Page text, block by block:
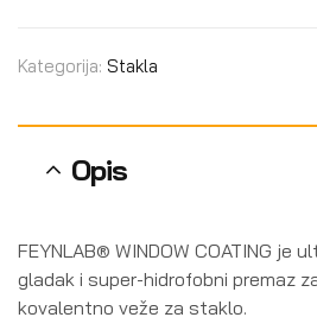
Kategorija: Stakla
Opis
FEYNLAB® WINDOW COATING je
gladak i super-hidrofobni premaz
kovalentno veže za staklo.